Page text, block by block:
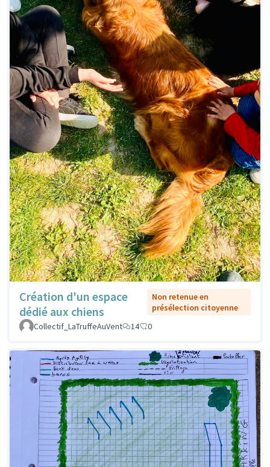
Création d'un espace
dédié aux chiens
Non retenue en
présélection citoyenne
Collectif_LaTruffeAuVent
14 0